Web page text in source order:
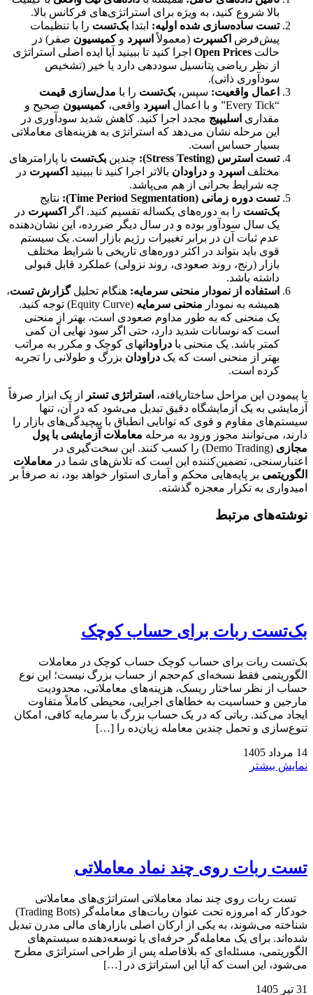
بالا شروع کنید، به ویژه برای استراتژی‌های فرکانس بالا.
تست ساده‌سازی شده اولیه: ابتدا بک‌تست را با تنظیمات
پیش‌فرض اکسپرت (معمولاً اسپرد وکمیسیون صفر) در
حالت Open Prices اجرا کنید تا ببینید آیا ایده اصلی استراتژی
از نظر ریاضی پتانسیل سوددهی دارد یا خیر (تشخیص
سودآوری ذاتی).
اعمال واقعیت: سپس، بک‌تست را با مدل‌سازی قیمت
“Every Tick” و با اعمال
اسپرد واقعی،کمیسیون صحیح و
مقداری اسلیپیج مجدد اجرا کنید. کاهش شدید سودآوری در
این مرحله نشان می‌دهد که استراتژی به هزینه‌های معاملاتی
بسیار حساس است.
تست استرس (Stress Testing):
چندین بک‌تست با پارامترهای
مختلف اسپرد و دراودان بالاتر اجرا کنید تا ببینید اکسپرت در
چه شرایط بحرانی از هم می‌پاشد.
تست دوره زمانی (Time Period Segmentation):
نتایج
بک‌تست را به دوره‌های یکساله تقسیم کنید. اگر اکسپرت در
یک سال سودآور بوده و در سال دیگر ضررده، این نشان‌دهنده
عدم ثبات آن در برابر تغییرات رژیم بازار است. یک سیستم
قوی باید بتواند در اکثر دوره‌های تاریخی با شرایط مختلف
بازار (رنج، روند صعودی، روند نزولی) عملکرد قابل قبولی
داشته باشد.
استفاده از نمودار منحنی سرمایه: هنگام تحلیلگزارش تست،
همیشه به نمودار منحنی سرمایه
(Equity Curve) توجه کنید.
یک منحنی که به طور مداوم صعودی است، بهتر از منحنی
است که نوسانات شدید دارد، حتی اگر سود نهایی آن کمی
کمتر باشد. یک منحنی با دراودانهای کوچک و مکرر به مراتب
بهتر از منحنی است که یک دراودان بزرگ و طولانی را تجربه
کرده است.
با پیمودن این مراحل ساختاریافته، استراتژی تستر
از یک ابزار صرفاً
آزمایشی به یک آزمایشگاه دقیق تبدیل می‌شود که در آن، تنها
سیستم‌های مقاوم و قوی که توانایی انطباق با پیچیدگی‌های بازار را
دارند، می‌توانند مجوز ورود به مرحله معاملات آزمایشی با پول
مجازی
(Demo Trading) را کسب کنند. این سخت‌گیری در
اعتبارسنجی، تضمین‌کننده این است که تلاش‌های شما در معاملات
الگوریتمی بر پایه‌هایی محکم و آماری استوار خواهد بود، نه صرفاً بر
امیدواری به تکرار معجزه گذشته.
نوشته‌های مرتبط
بک‌تست ربات برای حساب کوچک
بک‌تست ربات برای حساب کوچک حساب کوچک در معاملات
الگوریتمی فقط نسخه‌ای کم‌حجم از حساب بزرگ نیست؛ این نوع
حساب از نظر ساختار ریسک، هزینه‌های معاملاتی، محدودیت
مارجین و حساسیت به خطاهای اجرایی، محیطی کاملاً متفاوت
ایجاد می‌کند. رباتی که در یک حساب بزرگ با سرمایه کافی، امکان
تنوع‌سازی و تحمل چندین معامله زیان‌ده را […]
14 مرداد 1405
نمایش بیشتر
تست ربات روی چند نماد معاملاتی
تست ربات روی چند نماد معاملاتی استراتژی‌های معاملاتی
خودکار که امروزه تحت عنوان ربات‌های معامله‌گر (Trading Bots)
شناخته می‌شوند، به یکی از ارکان اصلی بازارهای مالی مدرن تبدیل
شده‌اند. برای یک معامله‌گر حرفه‌ای یا توسعه‌دهنده سیستم‌های
الگوریتمی، مسئله‌ای که بلافاصله پس از طراحی استراتژی مطرح
می‌شود، این است که آیا این استراتژی در […]
31 تیر 1405